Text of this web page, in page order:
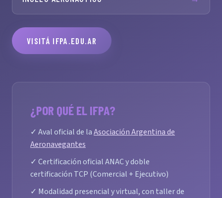
VISITÁ IFPA.EDU.AR
¿POR QUÉ EL IFPA?
✓ Aval oficial de laAsociación Argentina de
Aeronavegantes
✓ Certificación oficial ANAC y doble
certificación TCP (Comercial + Ejecutivo)
✓ Modalidad presencial y virtual, con taller de